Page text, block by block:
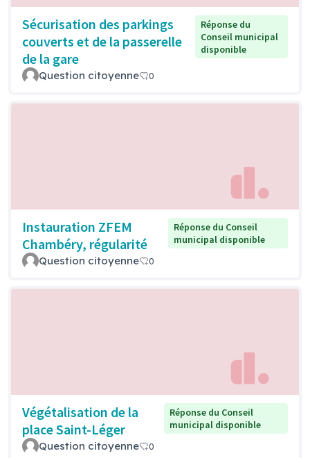
Sécurisation des parkings
couverts et de la passerelle
de la gare
Réponse du
Conseil municipal
disponible
Question citoyenne 0
Instauration ZFEM
Chambéry, régularité
Réponse du Conseil
municipal disponible
Question citoyenne 0
Végétalisation de la
place Saint-Léger
Réponse du Conseil
municipal disponible
Question citoyenne 0